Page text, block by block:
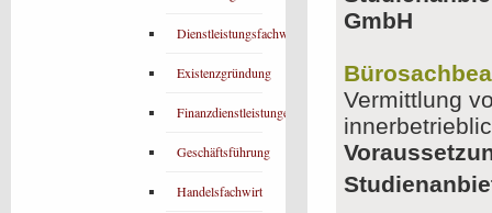
GmbH
Vermittlung
Dienstleistungsfachwirt
Existenzgründung
Finanzdienstleistungen
Geschäftsführung
Handelsfachwirt